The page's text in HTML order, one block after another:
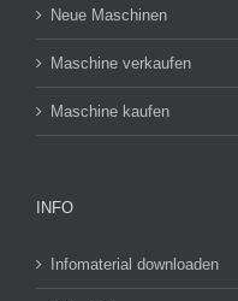
Neue Maschinen
Maschine verkaufen
Maschine kaufen
INFO
Infomaterial downloaden